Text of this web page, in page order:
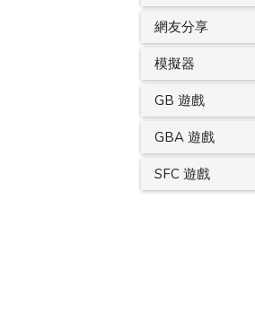
網友分享
模擬器
GB 遊戲
GBA 遊戲
SFC 遊戲